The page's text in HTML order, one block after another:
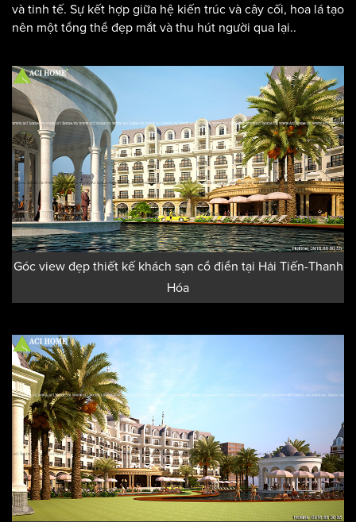
và tinh tế. Sự kết hợp giữa hệ kiến trúc và cây cối, hoa lá tạo
nên một tổng thể đẹp mắt và thu hút người qua lại..
Góc view đẹp thiết kế khách sạn cổ điển tại Hải Tiến-Thanh
Hóa